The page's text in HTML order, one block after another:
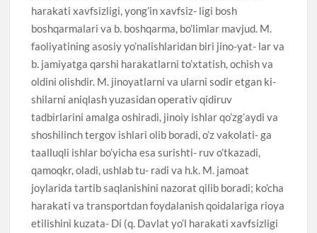
harakati xavfsizligi, yong’in xavfsiz- ligi bosh
boshqarmalari va b. boshqarma, bo’limlar mavjud. M.
faoliyatining asosiy yo’nalishlaridan biri jino-yat- lar va
b. jamiyatga qarshi harakatlarni to’xtatish, ochish va
oldini olishdir. M. jinoyatlarni va ularni sodir etgan ki-
shilarni aniqlash yuzasidan operativ qidiruv
tadbirlarini amalga oshiradi, jinoiy ishlar qo’zg’aydi va
shoshilinch tergov ishlari olib boradi, o’z vakolati- ga
taalluqli ishlar bo’yicha esa surishti- ruv o’tkazadi,
qamoqkr, oladi, ushlab tu- radi va h.k. M. jamoat
joylarida tartib saqlanishini nazorat qilib boradi; ko’cha
harakati va transportdan foydalanish qoidalariga rioya
etilishini kuzata- Di (q. Davlat yo’l harakati xavfsizligi